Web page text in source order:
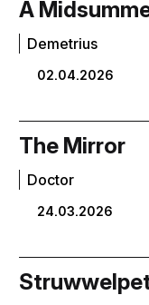
A
Demetrius
02.04.2026
The Mirror
Doctor
24.03.2026